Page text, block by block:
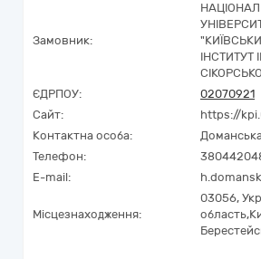
Замовник:
ІНСТИТУТ
ЄДРПОУ:
02070921
Сайт:
https://
Контактна особа:
Доманська
Телефон:
E-mail:
Місцезнаходження:
03056,
область,